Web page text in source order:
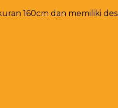
160cm dan memiliki